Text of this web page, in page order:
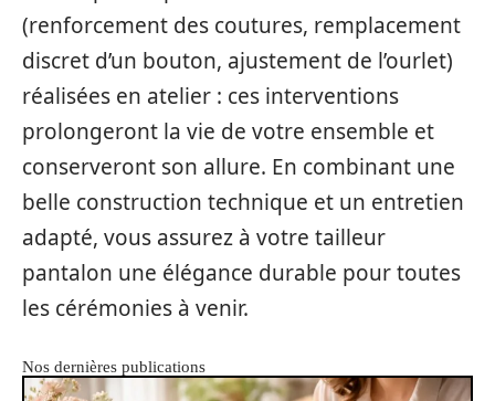
(renforcement des coutures, remplacement
discret d’un bouton, ajustement de l’ourlet)
réalisées en atelier : ces interventions
prolongeront la vie de votre ensemble et
conserveront son allure. En combinant une
belle construction technique et un entretien
adapté, vous assurez à votre tailleur
pantalon une élégance durable pour toutes
les cérémonies à venir.
Nos dernières publications